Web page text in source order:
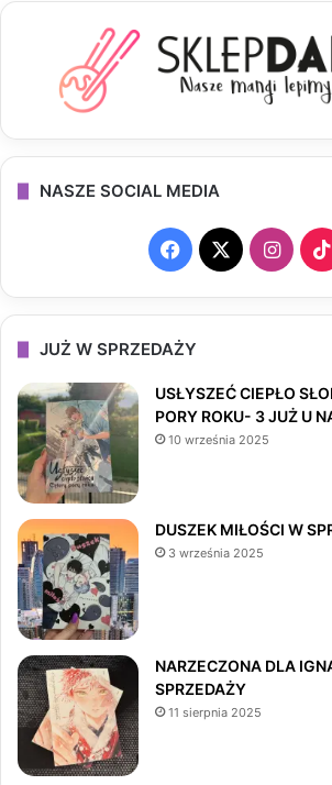
NASZE SOCIAL MEDIA
F
a
c
e
b
k
X
I
n
a
JUŻ W SPRZEDAŻY
USŁYSZEĆ CIEPŁO
PORY ROKU- 3 JUŻ U
10 września 2025
DUSZEK MIŁOŚCI W
3 września 2025
NARZECZONA DLA
SPRZEDAŻY
11 sierpnia 2025